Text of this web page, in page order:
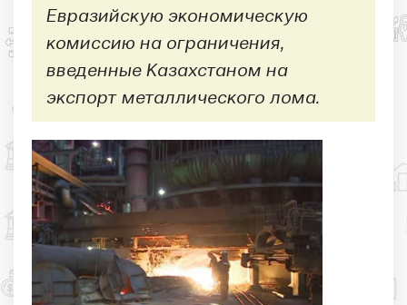
Евразийскую экономическую
комиссию на ограничения,
введенные Казахстаном на
экспорт металлического лома.